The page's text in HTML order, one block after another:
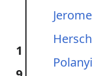
1
Polanyi